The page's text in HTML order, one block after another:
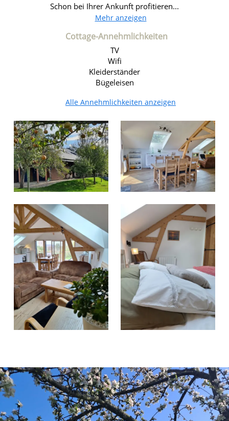
Schon bei Ihrer Ankunft profitieren...
Mehr anzeigen
Cottage-Annehmlichkeiten
TV
Wifi
Kleiderständer
Bügeleisen
Alle Annehmlichkeiten anzeigen